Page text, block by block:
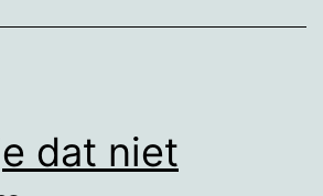
dat niet